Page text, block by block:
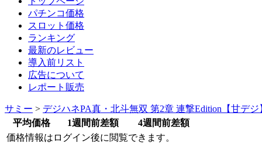
パチンコ価格
スロット価格
ランキング
最新のレビュー
導入前リスト
広告について
レポート販売
サミー > デジハネPA真・北斗無双 第2章 連撃Edition【甘デ
平均価格
1週間前差額
4週間前差額
価格情報はログイン後に閲覧できます。